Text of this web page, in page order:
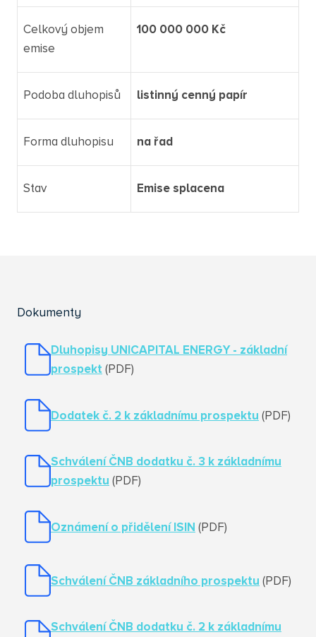
Celkový objem
emise
100 000 000 Kč
Podoba dluhopisů listinný cenný papír
Forma dluhopisu na řad
Stav Emise splacena
Dokumenty
Dluhopisy UNICAPITAL ENERGY - základní
prospekt (PDF)
Dodatek č. 2 k základnímu prospektu (PDF)
Schválení ČNB dodatku č. 3 k základnímu
prospektu (PDF)
Oznámení o přidělení ISIN (PDF)
Schválení ČNB základního prospektu (PDF)
Schválení ČNB dodatku č. 2 k základnímu